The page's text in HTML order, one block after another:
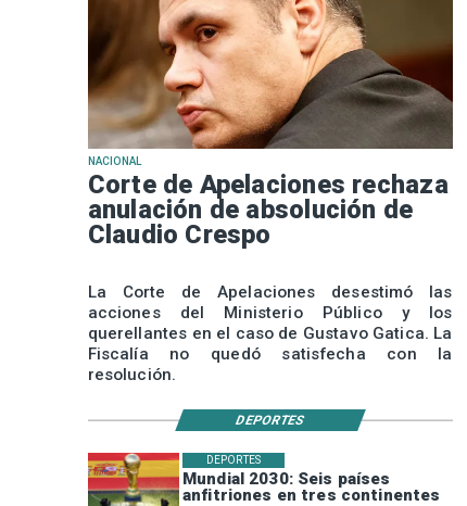
Mundial 2030: Seis países
anfitriones en tres continentes
DEPORTES
NACIONAL
Corte de Apelaciones rechaza
anulación de absolución de
Claudio Crespo
La Corte de Apelaciones desestimó las
acciones del Ministerio Público y los
querellantes en el caso de Gustavo Gatica. La
Fiscalía no quedó satisfecha con la
resolución.
DEPORTES